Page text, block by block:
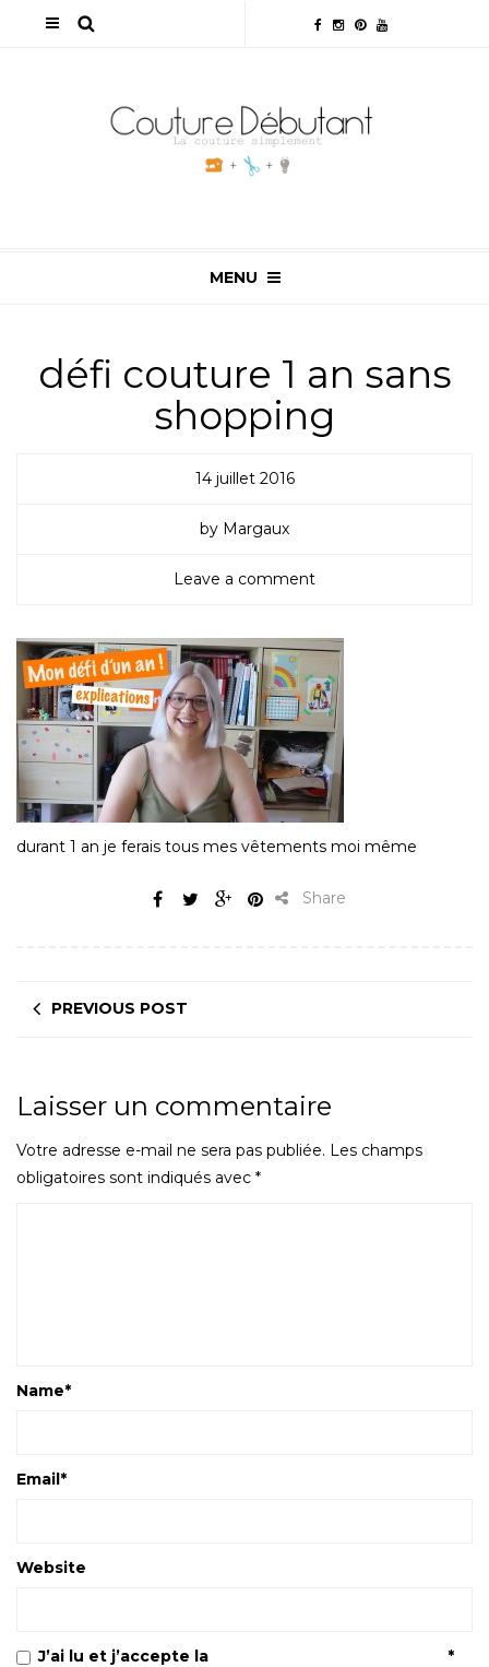
MENU
défi couture 1 an sans
shopping
14 juillet 2016
by Margaux
Leave a comment
durant 1 an je ferais tous mes vêtements moi même
Share
PREVIOUS POST
Laisser un commentaire
Votre adresse e-mail ne sera pas publiée. Les champs
obligatoires sont indiqués avec *
Name*
Email*
Website
J’ai lu et j’accepte la *